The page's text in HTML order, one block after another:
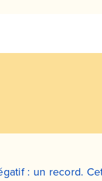
: un record.